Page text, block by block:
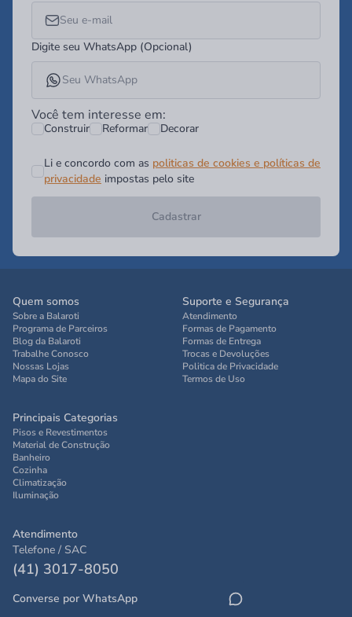
Digite seu WhatsApp (Opcional)
Você tem interesse em:
Construir Reformar Decorar
Li e concordo com as politicas de cookies e políticas de
privacidade impostas pelo site
Cadastrar
Quem somos
Sobre a Balaroti
Programa de Parceiros
Blog da Balaroti
Trabalhe Conosco
Nossas Lojas
Mapa do Site
Suporte e Segurança
Atendimento
Formas de Pagamento
Formas de Entrega
Trocas e Devoluções
Politica de Privacidade
Termos de Uso
Principais Categorias
Pisos e Revestimentos
Material de Construção
Banheiro
Cozinha
Climatização
Iluminação
Atendimento
Telefone / SAC
(41) 3017-8050
Converse por WhatsApp